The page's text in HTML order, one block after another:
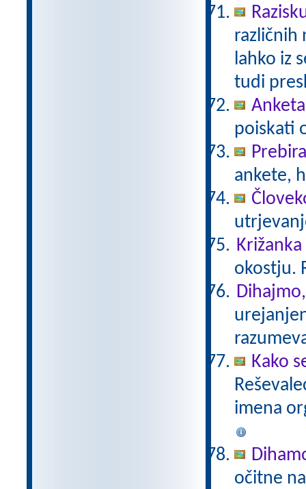
različnih
lahko iz
tudi
poiskati
ankete,
okostju.
Kako
imena
očitne